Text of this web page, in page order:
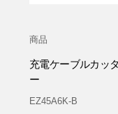
商品
充電ケーブルカッタ
ー
EZ45A6K-B